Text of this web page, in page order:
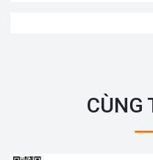
CÙNG